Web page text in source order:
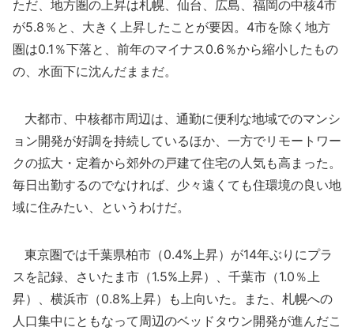
ただ、地方圏の上昇は札幌、仙台、広島、福岡の中核4市
が5.8％と、大きく上昇したことが要因。4市を除く地方
圏は0.1％下落と、前年のマイナス0.6％から縮小したもの
の、水面下に沈んだままだ。
大都市、中核都市周辺は、通勤に便利な地域でのマンシ
ョン開発が好調を持続しているほか、一方でリモートワー
クの拡大・定着から郊外の戸建て住宅の人気も高まった。
毎日出勤するのでなければ、少々遠くても住環境の良い地
域に住みたい、というわけだ。
東京圏では千葉県柏市（0.4%上昇）が14年ぶりにプラ
スを記録、さいたま市（1.5%上昇）、千葉市（1.0％上
昇）、横浜市（0.8%上昇）も上向いた。また、札幌への
人口集中にともなって周辺のベッドタウン開発が進んだこ